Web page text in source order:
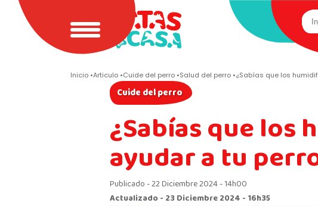
Inicio Articulo Cuide del perro Salud del perro ¿Sabías que los
Cuide del perro
¿Sabías que los
ayudar a tu
Publicado - 22 Diciembre 2024 - 14h00
Actualizado - 23 Diciembre 2024 - 16h35